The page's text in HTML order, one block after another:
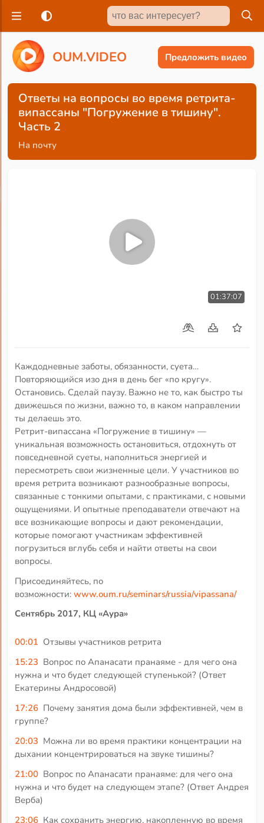
OUM.VIDEO Предложить видео
Ответы на вопросы во время ретрита-
випассаны "Погружение в тишину".
Часть 2
На почту
01:37:07
Каждодневные заботы, обязанности, суета…
Повторяющийся изо дня в день бег «по кругу».
Остановись. Сделай паузу. Важно не то, как быстро ты
движешься по жизни, важно то, в каком направлении
ты делаешь это.
Ретрит-випассана «Погружение в тишину» —
уникальная возможность остановиться, отдохнуть от
повседневной суеты, наполниться энергией и
пересмотреть свои жизненные цели. У участников во
время ретрита возникают разнообразные вопросы,
связанные с тонкими опытами, с практиками, с новыми
ощущениями. И опытные преподаватели отвечают на
все возникающие вопросы и дают рекомендации,
которые помогают участникам эффективней
погрузиться вглубь себя и найти ответы на свои
вопросы.
Присоединяйтесь, по
возможности:www.oum.ru/seminars/russia/vipassana/
Сентябрь 2017, КЦ «Аура»
00:01 Отзывы участников ретрита
15:23 Вопрос по Апанасати пранаяме - для чего она
нужна и что будет следующей ступенькой? (Ответ
Екатерины Андросовой)
17:26 Почему занятия дома были эффективней, чем в
группе?
20:03 Можна ли во время практики концентрации на
дыхании концентрироваться на звуке тишины?
21:00 Вопрос по Апанасати пранаяме: для чего она
нужна и что будет на следующем этапе? (Ответ Андрея
Верба)
23:06 Как сохранить энергию, накопленную во время